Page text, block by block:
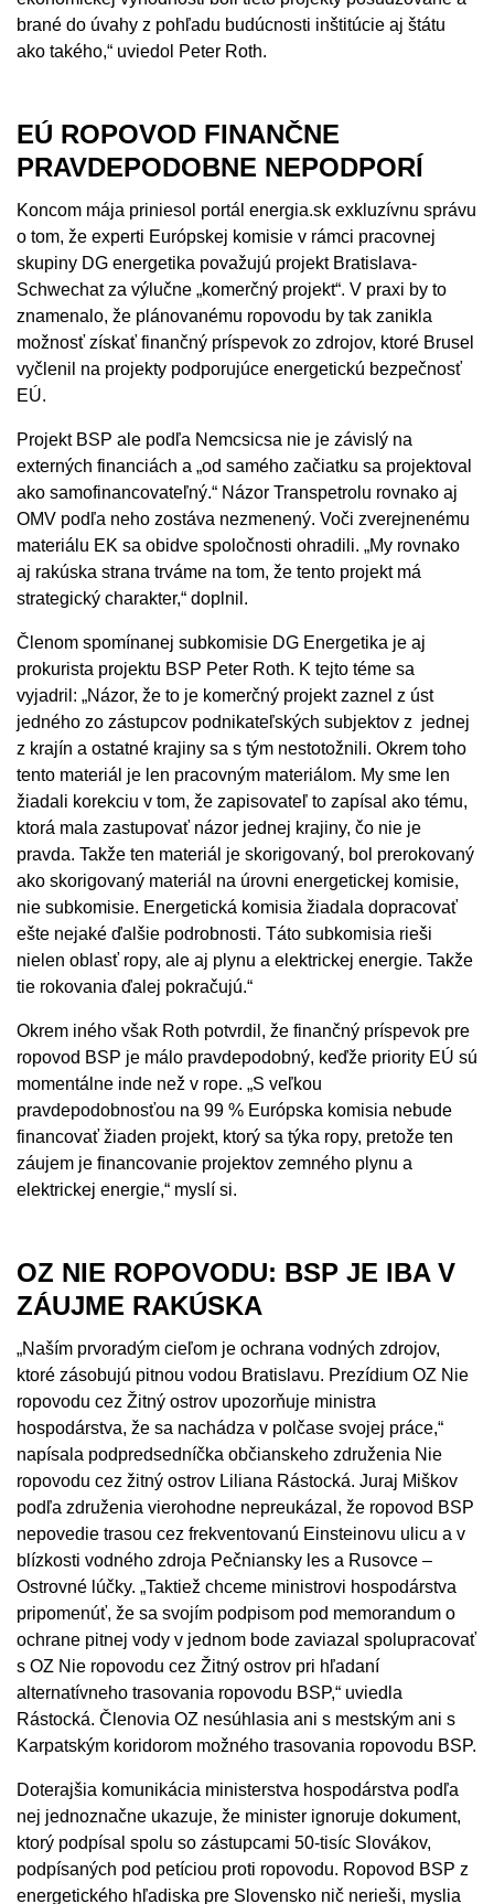
brané do úvahy z pohľadu budúcnosti inštitúcie aj štátu
ako takého,“ uviedol Peter Roth.
EÚ ROPOVOD FINANČNE
PRAVDEPODOBNE NEPODPORÍ
Koncom mája priniesol portál energia.sk exkluzívnu správu
o tom, že experti Európskej komisie v rámci pracovnej
skupiny DG energetika považujú projekt Bratislava-
Schwechat za výlučne „komerčný projekt“. V praxi by to
znamenalo, že plánovanému ropovodu by tak zanikla
možnosť získať finančný príspevok zo zdrojov, ktoré Brusel
vyčlenil na projekty podporujúce energetickú bezpečnosť
EÚ.
Projekt BSP ale podľa Nemcsicsa nie je závislý na
externých financiách a „od samého začiatku sa projektoval
ako samofinancovateľný.“ Názor Transpetrolu rovnako aj
OMV podľa neho zostáva nezmenený. Voči zverejnenému
materiálu EK sa obidve spoločnosti ohradili. „My rovnako
aj rakúska strana trváme na tom, že tento projekt má
strategický charakter,“ doplnil.
Členom spomínanej subkomisie DG Energetika je aj
prokurista projektu BSP Peter Roth. K tejto téme sa
vyjadril: „Názor, že to je komerčný projekt zaznel z úst
jedného zo zástupcov podnikateľských subjektov z jednej
z krajín a ostatné krajiny sa s tým nestotožnili. Okrem toho
tento materiál je len pracovným materiálom. My sme len
žiadali korekciu v tom, že zapisovateľ to zapísal ako tému,
ktorá mala zastupovať názor jednej krajiny, čo nie je
pravda. Takže ten materiál je skorigovaný, bol prerokovaný
ako skorigovaný materiál na úrovni energetickej komisie,
nie subkomisie. Energetická komisia žiadala dopracovať
ešte nejaké ďalšie podrobnosti. Táto subkomisia rieši
nielen oblasť ropy, ale aj plynu a elektrickej energie. Takže
tie rokovania ďalej pokračujú.“
Okrem iného však Roth potvrdil, že finančný príspevok pre
ropovod BSP je málo pravdepodobný, keďže priority EÚ sú
momentálne inde než v rope. „S veľkou
pravdepodobnosťou na 99 % Európska komisia nebude
financovať žiaden projekt, ktorý sa týka ropy, pretože ten
záujem je financovanie projektov zemného plynu a
elektrickej energie,“ myslí si.
OZ NIE ROPOVODU: BSP JE IBA V
ZÁUJME RAKÚSKA
„Naším prvoradým cieľom je ochrana vodných zdrojov,
ktoré zásobujú pitnou vodou Bratislavu. Prezídium OZ Nie
ropovodu cez Žitný ostrov upozorňuje ministra
hospodárstva, že sa nachádza v polčase svojej práce,“
napísala podpredsedníčka občianskeho združenia Nie
ropovodu cez žitný ostrov Liliana Rástocká. Juraj Miškov
podľa združenia vierohodne nepreukázal, že ropovod BSP
nepovedie trasou cez frekventovanú Einsteinovu ulicu a v
blízkosti vodného zdroja Pečniansky les a Rusovce –
Ostrovné lúčky. „Taktiež chceme ministrovi hospodárstva
pripomenúť, že sa svojím podpisom pod memorandum o
ochrane pitnej vody v jednom bode zaviazal spolupracovať
s OZ Nie ropovodu cez Žitný ostrov pri hľadaní
alternatívneho trasovania ropovodu BSP,“ uviedla
Rástocká. Členovia OZ nesúhlasia ani s mestským ani s
Karpatským koridorom možného trasovania ropovodu BSP.
Doterajšia komunikácia ministerstva hospodárstva podľa
nej jednoznačne ukazuje, že minister ignoruje dokument,
ktorý podpísal spolu so zástupcami 50-tisíc Slovákov,
podpísaných pod petíciou proti ropovodu. Ropovod BSP z
energetického hľadiska pre Slovensko nič nerieši, myslia